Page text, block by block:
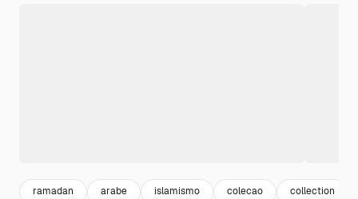
ramadan arabe islamismo colecao collection